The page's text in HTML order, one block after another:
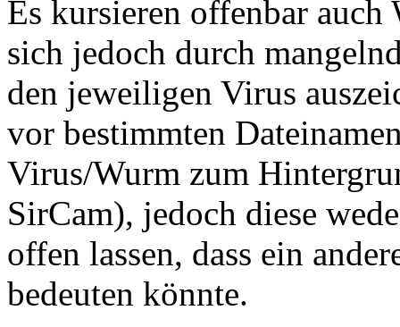
Es kursieren offenbar
sich jedoch durch
den jeweiligen Virus
vor bestimmten
Virus/Wurm zum
SirCam), jedoch diese
offen lassen, dass ein
bedeuten könnte.